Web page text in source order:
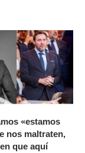
«estamos
nos maltraten,
que aquí